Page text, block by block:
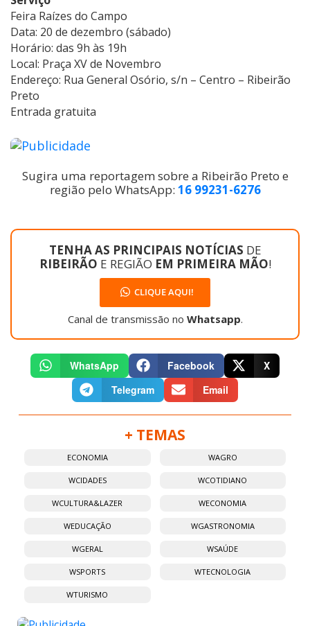
Feira Raízes do Campo
Data: 20 de dezembro (sábado)
Horário: das 9h às 19h
Local: Praça XV de Novembro
Endereço: Rua General Osório, s/n – Centro – Ribeirão
Preto
Entrada gratuita
Sugira uma reportagem sobre a Ribeirão Preto e
região pelo WhatsApp: 16 99231-6276
TENHA AS PRINCIPAIS NOTÍCIAS DE
RIBEIRÃO E REGIÃO EM PRIMEIRA MÃO!
CLIQUE AQUI!
Canal de transmissão no Whatsapp.
WhatsApp Facebook
X
Telegram
Email
+ TEMAS
ECONOMIA WAGRO
WCIDADES WCOTIDIANO
WCULTURA&LAZER WECONOMIA
WEDUCAÇÃO WGASTRONOMIA
WGERAL WSAÚDE
WSPORTS WTECNOLOGIA
WTURISMO